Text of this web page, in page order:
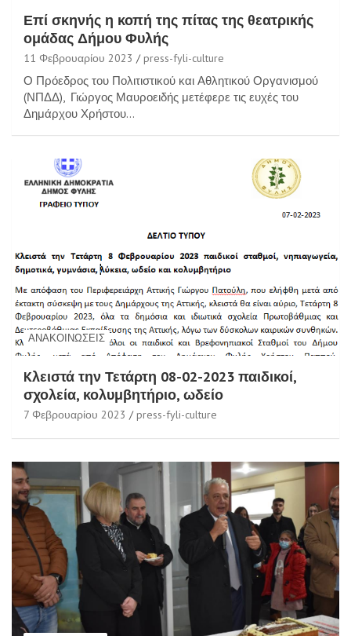
Επί σκηνής η κοπή της πίτας της θεατρικής
ομάδας Δήμου Φυλής
11 Φεβρουαρίου 2023 press-fyli-culture
Ο Πρόεδρος του Πολιτιστικού και Αθλητικού Οργανισμού
(ΝΠΔΔ), Γιώργος Μαυροειδής μετέφερε τις ευχές του
Δημάρχου Χρήστου…
ΑΝΑΚΟΙΝΏΣΕΙΣ
Kλειστά την Τετάρτη 08-02-2023 παιδικοί,
σχολεία, κολυμβητήριο, ωδείο
7 Φεβρουαρίου 2023 press-fyli-culture